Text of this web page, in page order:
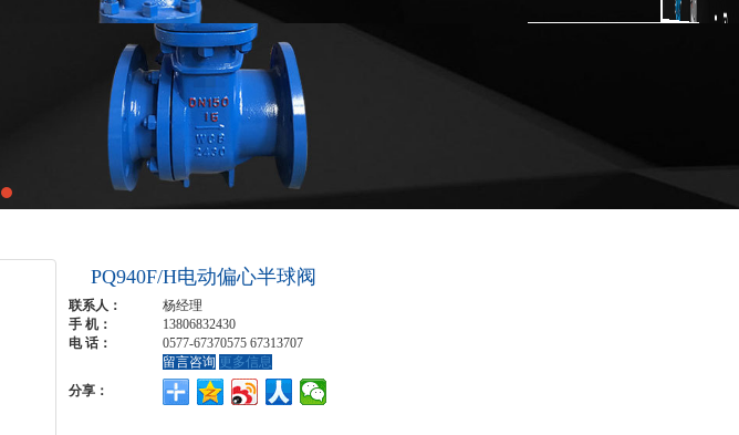
PQ940F/H电动偏心半球阀
联系人：
杨经理
手 机：
13806832430
电 话：
0577-67370575 67313707
留言咨询 更多信息
分享：